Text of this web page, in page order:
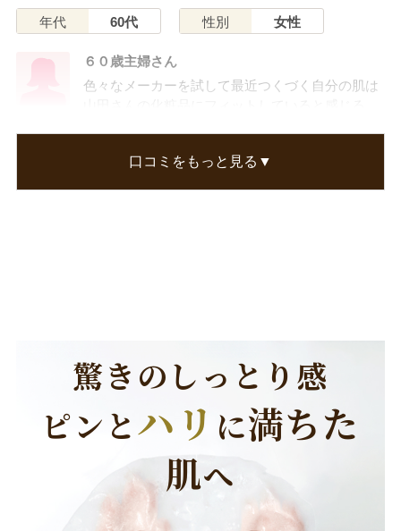
年代 60代 性別 女性
６０歳主婦さん
色々なメーカーを試して最近つくづく自分の肌は
残りの美容液はボディにこれでマッサージが付い
口コミをもっと見る▼
驚きのしっとり感
ピンとハリ に満ちた
肌へ